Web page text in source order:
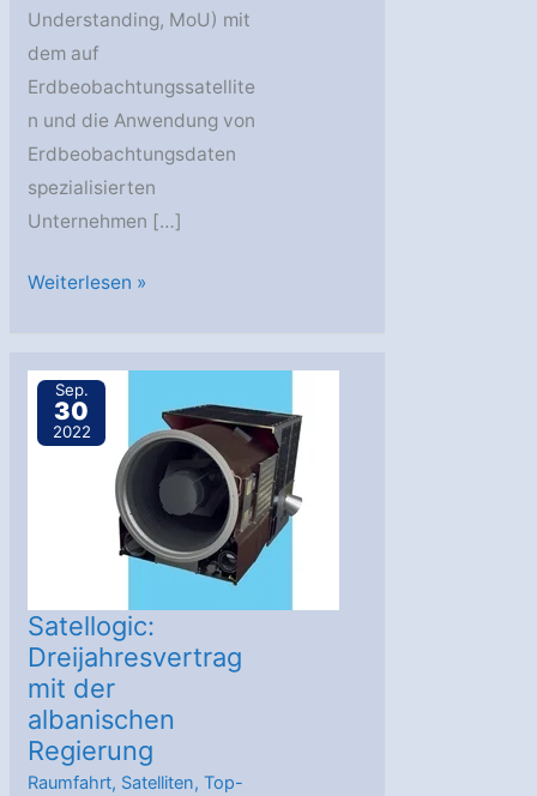
Understanding, MoU) mit
dem auf
Erdbeobachtungssatellite
n und die Anwendung von
Erdbeobachtungsdaten
spezialisierten
Unternehmen […]
OHB:
Erdbeobachtungs-
Dienstleistungen
mit
Weiterlesen »
Sep.
30
2022
Satellogic:
Dreijahresvertrag
mit der
albanischen
Regierung
Raumfahrt, Satelliten,Top-